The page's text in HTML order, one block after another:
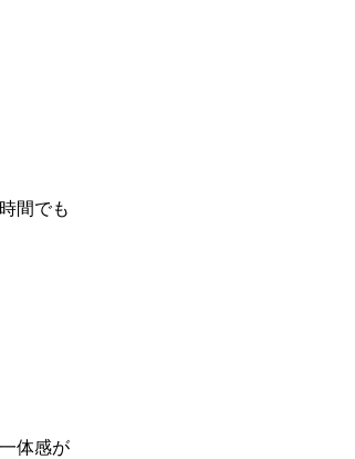
間でも
体感が